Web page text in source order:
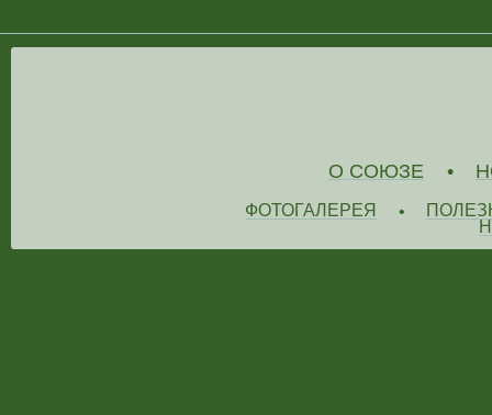
О СОЮЗЕ •
ФОТОГАЛЕРЕЯ •